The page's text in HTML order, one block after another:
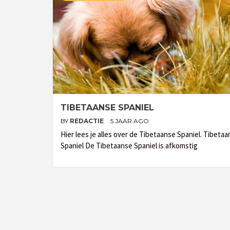
TIBETAANSE SPANIEL
BY REDACTIE 5 JAAR AGO
Hier lees je alles over de Tibetaanse Spaniel.
Spaniel De Tibetaanse Spaniel is afkomstig